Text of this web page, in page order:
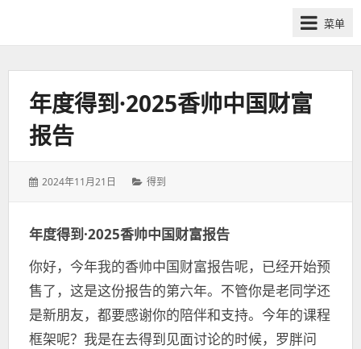
筹
菜单
年度得到·2025香帅中国财富
报告
发
2024年11月21日
分
得到
年度得到·2025香帅中国财富报告
你好，今年我的香帅中国财富报告呢，已经开始预
售了，这是这份报告的第六年。不管你是老同学还
是新朋友，都要感谢你的陪伴和支持。今年的课程
框架呢？我是在去得到见面讨论的时候，罗胖问